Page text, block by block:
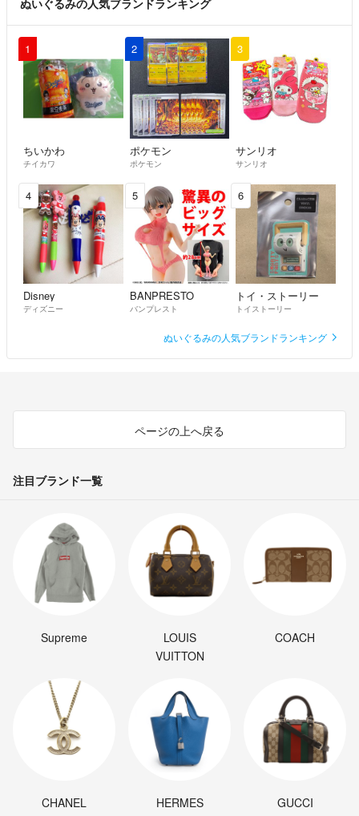
1
ちいかわ
チイカワ
2
ポケモン
ポケモン
3
サンリオ
サンリオ
4
Disney
ディズニー
5
BANPRESTO
バンプレスト
6
トイ・ストーリー
トイストーリー
ぬいぐるみの人気ブランドランキング
ページの上へ戻る
注目ブランド一覧
Supreme
LOUIS
VUITTON
COACH
CHANEL HERMES GUCCI